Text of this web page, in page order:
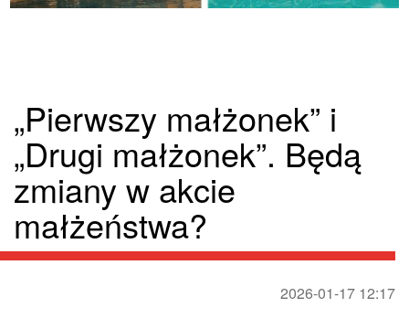
„Pierwszy małżonek” i
„Drugi małżonek”. Będą
zmiany w akcie
małżeństwa?
2026-01-17 12:17